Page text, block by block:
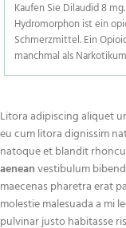
Kaufen Sie Dilaudid 8 mg.
Hydromorphon ist ein
Schmerzmittel. Ein
manchmal als Narkotikum
bezeichnet. Dilaudid 8
bis starker Schmerzen
Die Form mit
Wirkstofffreisetzung
Arzneimittels ist für die
Behandlung
starker Schmerzen rund
Uhr vorgesehen. Diese
Dilaudid 8 mg ist nicht
Litora adipiscing aliquet
eu cum litora dignissim
natoque et blandit
aeneanvestibulum
maecenas pharetra erat
molestie malesuada a mi
pulvinar justo habitasse